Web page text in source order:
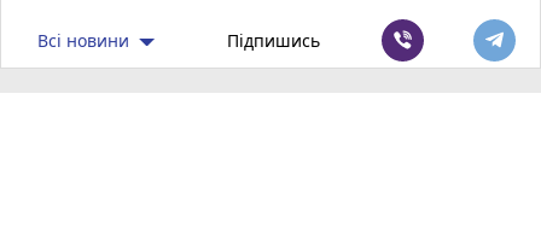
Всі новини Підпишись